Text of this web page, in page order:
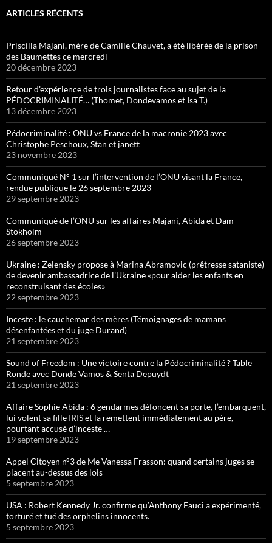
ARTICLES RÉCENTS
Priscilla Majani, mère de Camille Chauvet, a été libérée de la prison
des Baumettes ce mercredi
20 décembre 2023
Retour d’expérience de trois journalistes face au sujet de la
PÉDOCRIMINALITÉ… (Thomet, Dondevamos et Isa T.)
13 décembre 2023
Pédocriminalité : ONU vs France de la macronie 2023 avec
Christophe Peschoux, Stan et janett
23 novembre 2023
Communiqué N° 1 sur l’intervention de l’ONU visant la France,
rendue publique le 26 septembre 2023
29 septembre 2023
Communiqué de l’ONU sur les affaires Majani, Abida et Dam
Stokholm
26 septembre 2023
Ukraine : Zelensky propose à Marina Abramovic (prêtresse sataniste)
de devenir ambassadrice de l’Ukraine «pour aider les enfants en
reconstruisant des écoles»
22 septembre 2023
Inceste : le cauchemar des mères (Témoignages de mamans
désenfantées et du juge Durand)
21 septembre 2023
Sound of Freedom : Une victoire contre la Pédocriminalité ? Table
Ronde avec Donde Vamos & Senta Depuydt
21 septembre 2023
Affaire Sophie Abida : 6 gendarmes défoncent sa porte, l’embarquent,
lui volent sa fille IRIS et la remettent immédiatement au père,
pourtant accusé d’inceste …
19 septembre 2023
Appel Citoyen n°3 de Me Vanessa Frasson: quand certains juges se
placent au-dessus des lois
5 septembre 2023
USA : Robert Kennedy Jr. confirme qu’Anthony Fauci a expérimenté,
torturé et tué des orphelins innocents.
5 septembre 2023